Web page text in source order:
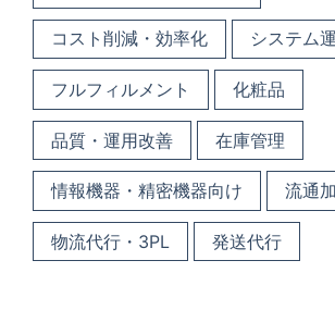
コスト削減・効率化 システム
フルフィルメント 化粧品
品質・運用改善 在庫管理
情報機器・精密機器向け 流通
物流代行・3PL 発送代行